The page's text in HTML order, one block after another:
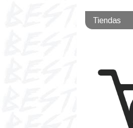
Tiendas